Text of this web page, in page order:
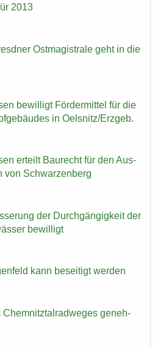
2013
Ost­ma­gis­tra­le geht in die
be­wil­ligt För­der­mit­tel für die
in Oels­nitz/Erz­geb.
er­teilt Bau­recht für den Aus­
von Schwar­zen­berg
der Durch­gän­gig­keit der
be­wil­ligt
kann be­sei­tigt wer­den
Chem­nitz­tal­rad­we­ges ge­neh­